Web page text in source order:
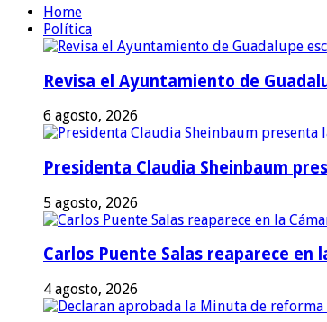
Home
Política
Revisa el Ayuntamiento de
6 agosto, 2026
Presidenta Claudia Sheinbaum
5 agosto, 2026
Carlos Puente Salas reaparece
4 agosto, 2026